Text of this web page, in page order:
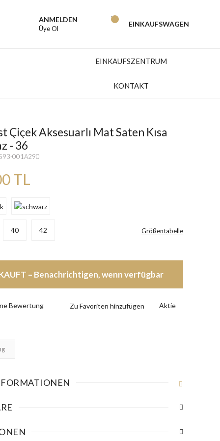
ANMELDEN
Üye Ol
EINKAUFSWAGEN
EINKAUFSZENTRUM
KONTAKT
Çiçek Aksesuarlı Mat Saten Kısa
- 36
001A290
TL
40 42 Größentabelle
– Benachrichtigen, wenn verfügbar
Bewertung Aktie